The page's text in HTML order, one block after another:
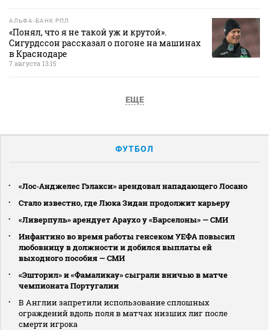
АЛЬФА-БАНК РПЛ
«Понял, что я не такой уж и крутой».
Сигурдссон рассказал о погоне на машинах
в Краснодаре
7 августа 13:15
ЕЩЕ
ФУТБОЛ
«Лос‑Анджелес Гэлакси» арендовал нападающего Лосано
Стало известно, где Люка Зидан продолжит карьеру
«Ливерпуль» арендует Араухо у «Барселоны» — СМИ
Инфантино во время работы генсеком УЕФА повысил
любовницу в должности и добился выплаты ей
выходного пособия — СМИ
«Эшторил» и «Фамаликау» сыграли вничью в матче
чемпионата Португалии
В Англии запретили использование сплошных
ограждений вдоль поля в матчах низших лиг после
смерти игрока